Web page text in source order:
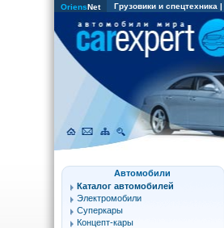
OriensNet Грузовики и спецтехника |
Автомобили
Каталог автомобилей
Электромобили
Суперкары
Концепт-кары